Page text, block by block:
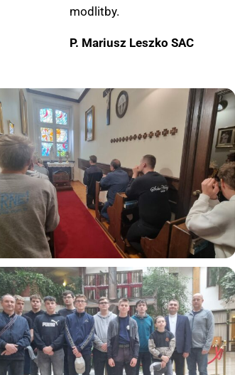
modlitby.
P. Mariusz Leszko SAC